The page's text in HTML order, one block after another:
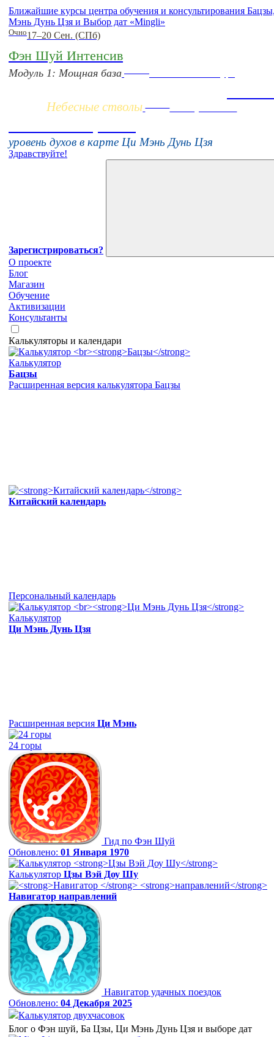
Ближайшие курсы центра обучения и консультирования
Мэнь Дунь Цзя и Выбор дат «Mingli»
Очно17–20 Сен. (СПб)
Фэн Шуй Интенсив
Модуль 1: Мощная база
Небесные стволы 16 августа 11:00
уровень духов в карте Ци Мэнь Дунь Цзя
Здравствуйте!
Зарегистрироваться?
О проекте
Блог
Магазин
Обучение
Активизации
Консультанты
Калькуляторы и календари
Калькулятор
Бацзы
Расширенная версия калькулятора Бацзы
Китайский календарь
Персональный календарь
Калькулятор
Ци Мэнь Дунь Цзя
Расширенная версия Ци Мэнь
24 горы
Гид по Фэн Шуй
Обновлено: 01 Января 1970
Калькулятор Цзы Вэй Доу Шу
Навигатор направлений
Навигатор удачных поездок
Обновлено: 04 Декабря 2025
Калькулятор двухчасовок
Блог о Фэн шуй, Ба Цзы, Ци Мэнь Дунь Цзя и выборе дат